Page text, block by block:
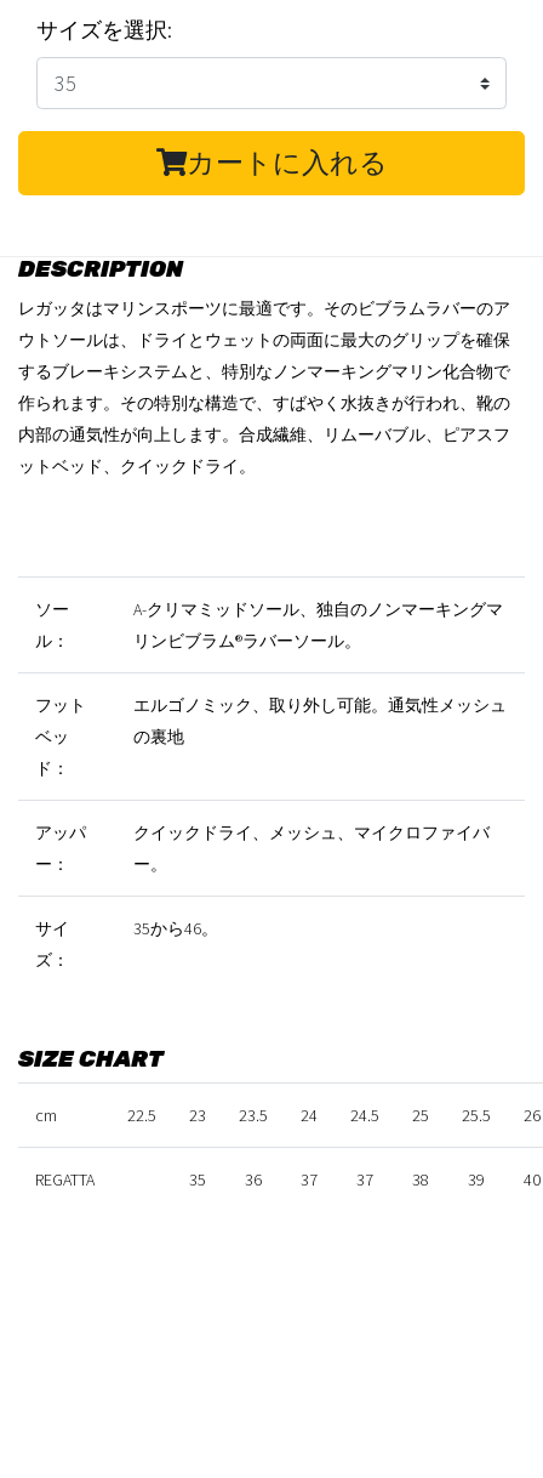
サイズを選択:
カートに入れる
DESCRIPTION
レガッタはマリンスポーツに最適です。そのビブラムラバーのア
ウトソールは、ドライとウェットの両面に最大のグリップを確保
するブレーキシステムと、特別なノンマーキングマリン化合物で
作られます。その特別な構造で、すばやく水抜きが行われ、靴の
内部の通気性が向上します。合成繊維、リムーバブル、ピアスフ
ットベッド、クイックドライ。
ソー
ル：
A-クリマミッドソール、独自のノンマーキングマ
リンビブラム®ラバーソール。
フット
ベッ
ド：
エルゴノミック、取り外し可能。通気性メッシュ
の裏地
アッパ
ー：
クイックドライ、メッシュ、マイクロファイバ
ー。
サイ
ズ：
35から46。
SIZE CHART
cm 22.5 23 23.5 24 24.5 25 25.5 26
REGATTA 35 36 37 37 38 39 40